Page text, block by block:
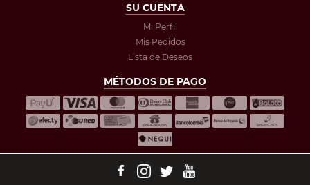
SU CUENTA
Mi Perfil
Mis Pedidos
Lista de Deseos
MÉTODOS DE PAGO